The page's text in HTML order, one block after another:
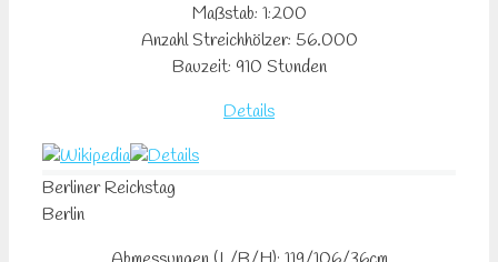
Maßstab: 1:200
Anzahl Streichhölzer: 56.000
Bauzeit: 910 Stunden
Details
Berliner Reichstag
Berlin